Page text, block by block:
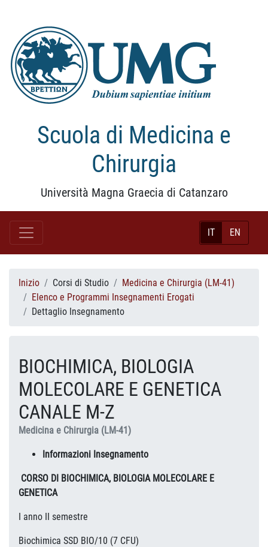
Scuola di Medicina e
Chirurgia
Università Magna Graecia di Catanzaro
IT EN
Inizio Corsi di Studio
Medicina e Chirurgia (LM-41)
Elenco e Programmi Insegnamenti Erogati
Dettaglio Insegnamento
BIOCHIMICA, BIOLOGIA
MOLECOLARE E GENETICA
CANALE M-Z
Medicina e Chirurgia (LM-41)
Informazioni Insegnamento
CORSO DI BIOCHIMICA, BIOLOGIA MOLECOLARE E
GENETICA
I anno II semestre
Biochimica SSD BIO/10 (7 CFU)